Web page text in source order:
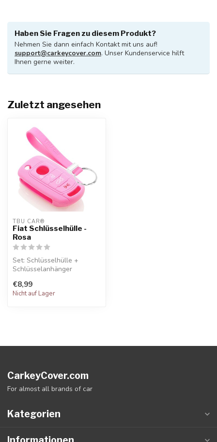
Haben Sie Fragen zu diesem Produkt?
Nehmen Sie dann einfach Kontakt mit uns auf!
support@carkeycover.com. Unser Kundenservice hilft
Ihnen gerne weiter.
Zuletzt angesehen
TBU CAR®
Fiat Schlüsselhülle -
Rosa
Set: Schlüsselhülle +
Schlüsselanhänger
€8,99
Nicht auf Lager
CarkeyCover.com
For almost all brands of car
Kategorien